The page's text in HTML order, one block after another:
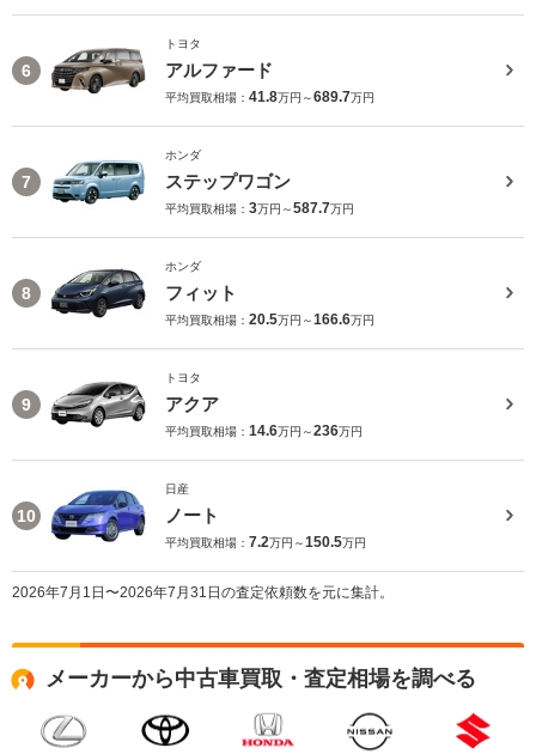
6
トヨタ
アルファード
平均買取相場： 41.8万円～689.7万円
7
ホンダ
ステップワゴン
平均買取相場： 3万円～587.7万円
8
ホンダ
フィット
平均買取相場： 20.5万円～166.6万円
9
トヨタ
アクア
平均買取相場： 14.6万円～236万円
10
日産
ノート
平均買取相場： 7.2万円～150.5万円
2026年7月1日〜2026年7月31日の査定依頼数を元に集計。
メーカーから中古車買取・査定相場を調べる